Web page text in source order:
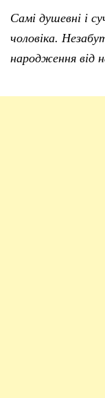
Самі душевні і
чоловіка.
народження від